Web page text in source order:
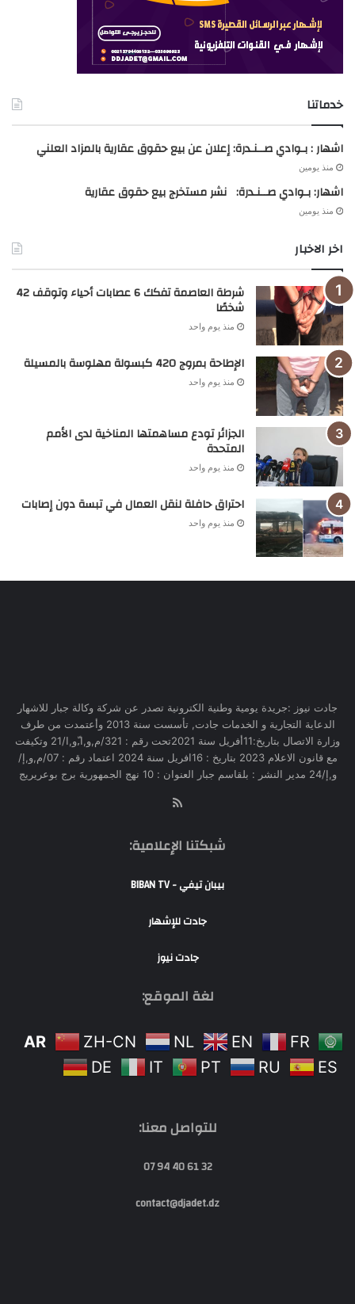
خدماتنا
اشهار : بـوادي صــنـدرة: إعلان عن بيع حقوق عقارية بالمزاد العلني
منذ يومين
اشهار: بـوادي صــنـدرة: نشر مستخرج بيع حقوق عقارية
منذ يومين
اخر الاخبار
شرطة العاصمة تفكك 6 عصابات أحياء وتوقف 42
شخصًا
منذ يوم واحد
الإطاحة بمروج 420 كبسولة مهلوسة بالمسيلة
منذ يوم واحد
الجزائر تودع مساهمتها المناخية لدى الأمم
المتحدة
منذ يوم واحد
احتراق حافلة لنقل العمال في تبسة دون إصابات
منذ يوم واحد
جادت نيوز :جريدة يومية وطنية الكترونية تصدر عن شركة وكالة جبار للاشهار
الدعاية التجارية و الخدمات جادت, تأسست سنة 2013 وأعتمدت من طرف
وزارة الاتصال بتاريخ:11أفريل سنة 2021تحت رقم : 321/م,و,ا,ّو,ا/21 وتكيفت
مع قانون الاعلام 2023 بتاريخ : 16افريل سنة 2024 اعتماد رقم : 07/م,و,إ/
و,إ/24 مدير النشر : بلقاسم جبار العنوان : 10 نهج الجمهورية برج بوعريريج
شبكتنا الإعلامية:
بيبان تيفي - BIBAN TV
جادت للإشهار
جادت نيوز
لغة الموقع:
AR ZH-CN NL EN
FR
DE
IT PT RU ES
للتواصل معنا:
32 61 40 94 07
contact@djadet.dz